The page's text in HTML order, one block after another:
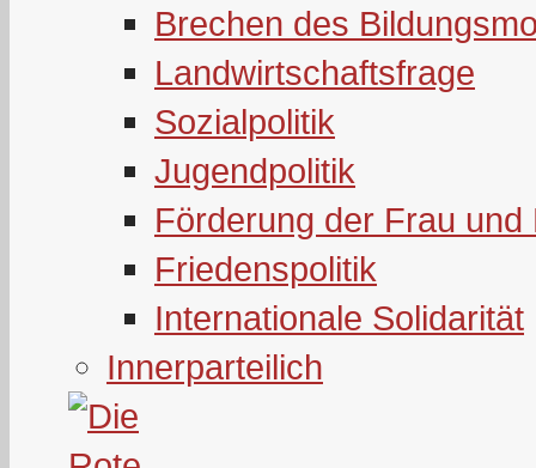
Brechen des
Landwirtschaftsfrage
Sozialpolitik
Jugendpolitik
Förderung der Frau und
Friedenspolitik
Internationale Solidarität
Innerparteilich